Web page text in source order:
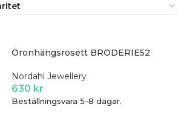
Öronhängsrosett BRODERIE52
Nordahl Jewellery
630 kr
Beställningsvara 5-8 dagar.